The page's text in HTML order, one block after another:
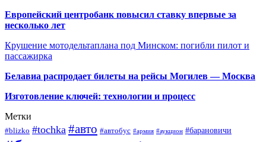
Европейский центробанк повысил ставку впервые за
несколько лет
Крушение мотодельтаплана под Минском: погибли пилот и
пассажирка
Белавиа распродает билеты на рейсы Могилев — Москва
Изготовление ключей: технологии и процесс
Метки
#blizko #tochka #авто #автобус #армия #аукцион #барановичи